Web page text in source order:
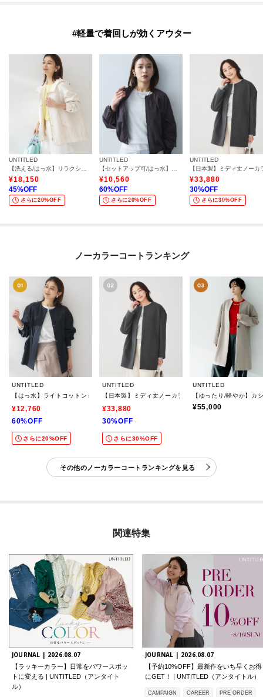
#軽量で着回しが効くアウター
UNTITLED
【洗える/はっ水】リラクシーマウンテンパーカー
¥18,150
45%OFF
さらに20%OFF
UNTITLED
【セットアップ可/はっ水】シャイニータイプライターブルゾン
¥10,560
60%OFF
さらに20%OFF
UNTITLED
¥33,880
30%OFF
さらに30%OFF
ノーカラーコートランキング
UNTITLED
【はっ水】ライトコットンミリタリーコート
¥12,760
60%OFF
さらに20%OFF
UNTITLED
【日本製】ミディ丈ノーカラーコート
¥33,880
30%OFF
さらに30%OFF
UNTITLED
【ゆったり/軽やか】カ
¥55,000
その他のノーカラーコートランキングを見る
関連特集
JOURNAL | 2026.08.07
【ラッキーカラー】日常をパワースポッ
トに変える | UNTITLED（アンタイト
ル）
JOURNAL | 2026.08.07
【予約10%OFF】最新作をいち早くお得
にGET！ | UNTITLED（アンタイトル）
CAMPAIGN CAREER PRE ORDER